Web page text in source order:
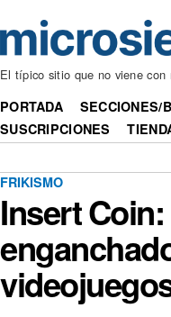
El típico sitio que no viene con
PORTADA SECCIONES/
SUSCRIPCIONES
FRIKISMO
Insert